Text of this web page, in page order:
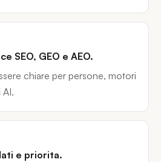
SEO, GEO e AEO.
chiare per persone, motori
AI.
e priorita.